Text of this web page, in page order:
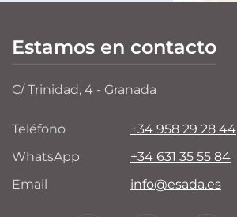
Estamos en contacto
C/ Trinidad, 4 - Granada
Teléfono
+34 958 29 28 44
WhatsApp
+34 631 35 55 84
Email
info@esada.es